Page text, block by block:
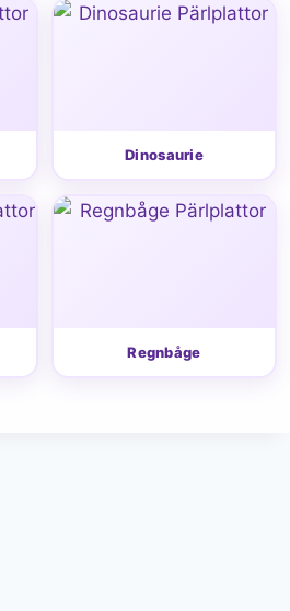
Dinosaurie
Regnbåge